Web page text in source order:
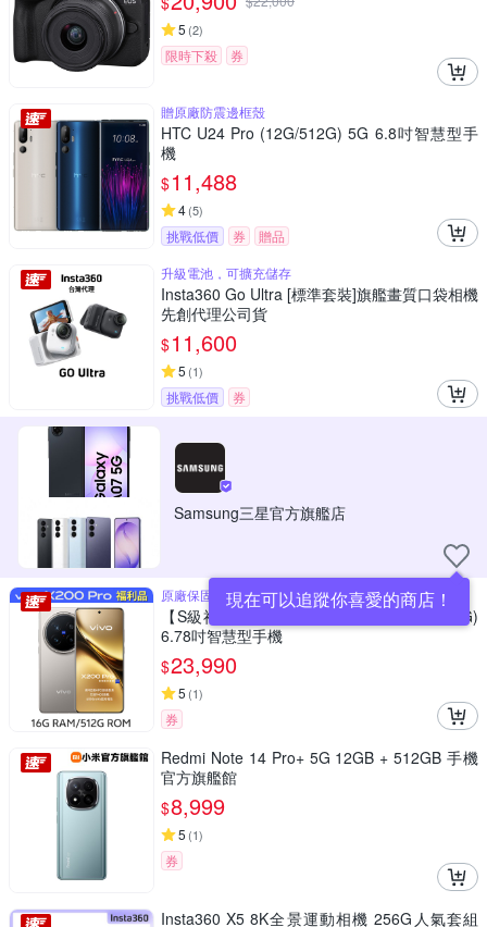
5 (2)
限時下殺 券
贈原廠防震邊框殼
HTC U24 Pro (12G/512G) 5G 6.8吋智慧型手
機
$11,488
4(5)
挑戰低價 券
贈品
升級電池，可擴充儲存
Insta360 Go Ultra [標準套裝]旗艦畫質口袋相機
先創代理公司貨
$11,600
5 (1)
挑戰低價 券
Samsung三星官方旗艦店
現在可以追蹤你喜愛的商店！
原廠保固至2027/02/28
【S級福利品】vivo X200 Pro 5G (16G/512G)
6.78吋智慧型手機
$23,990
5 (1)
券
Redmi Note 14 Pro+ 5G 12GB + 512GB 手機
官方旗艦館
$8,999
5 (1)
券
Insta360 X5 8K全景運動相機 256G人氣套組